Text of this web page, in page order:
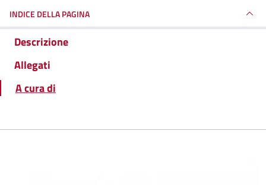
INDICE DELLA PAGINA
Descrizione
Allegati
A cura di